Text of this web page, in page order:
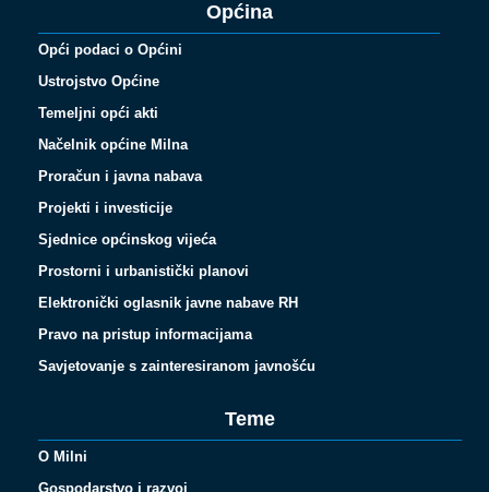
Općina
Opći podaci o Općini
Ustrojstvo Općine
Temeljni opći akti
Načelnik općine Milna
Proračun i javna nabava
Projekti i investicije
Sjednice općinskog vijeća
Prostorni i urbanistički planovi
Elektronički oglasnik javne nabave RH
Pravo na pristup informacijama
Savjetovanje s zainteresiranom javnošću
Teme
O Milni
Gospodarstvo i razvoj